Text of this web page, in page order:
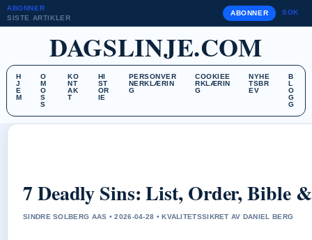
ABONNER
SISTE ARTIKLER
ABONNER SOK
DAGSLINJE.COM
H
J
E
M
O
M
O
S
S
KO
NT
AK
T
HI
ST
OR
IE
PERSONVER
NERKLÆRIN
G
COOKIEE
RKLÆRIN
G
NYHE
TSBR
EV
B
L
O
G
G
7 Deadly Sins: List, Order, Bible
SINDRE SOLBERG AAS • 2026-04-28 • KVALITETSSIKRET AV DANIEL BERG